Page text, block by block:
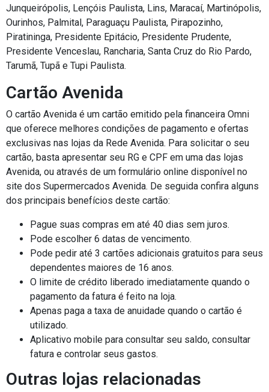
Junqueirópolis, Lençóis Paulista, Lins, Maracaí, Martinópolis,
Ourinhos, Palmital, Paraguaçu Paulista, Pirapozinho,
Piratininga, Presidente Epitácio, Presidente Prudente,
Presidente Venceslau, Rancharia, Santa Cruz do Rio Pardo,
Tarumã, Tupã e Tupi Paulista.
Cartão Avenida
O cartão Avenida é um cartão emitido pela financeira Omni
que oferece melhores condições de pagamento e ofertas
exclusivas nas lojas da Rede Avenida. Para solicitar o seu
cartão, basta apresentar seu RG e CPF em uma das lojas
Avenida, ou através de um formulário online disponível no
site dos Supermercados Avenida. De seguida confira alguns
dos principais benefícios deste cartão:
Pague suas compras em até 40 dias sem juros.
Pode escolher 6 datas de vencimento.
Pode pedir até 3 cartões adicionais gratuitos para seus
dependentes maiores de 16 anos.
O limite de crédito liberado imediatamente quando o
pagamento da fatura é feito na loja.
Apenas paga a taxa de anuidade quando o cartão é
utilizado.
Aplicativo mobile para consultar seu saldo, consultar
fatura e controlar seus gastos.
Outras lojas relacionadas